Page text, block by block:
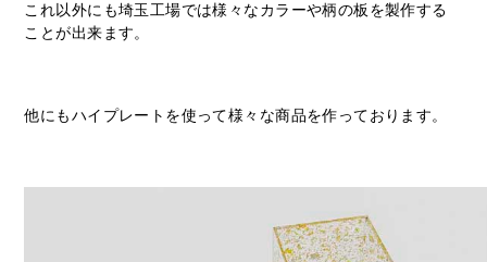
これ以外にも埼玉工場では様々なカラーや柄の板を製作する
ことが出来ます。
他にもハイプレートを使って様々な商品を作っております。